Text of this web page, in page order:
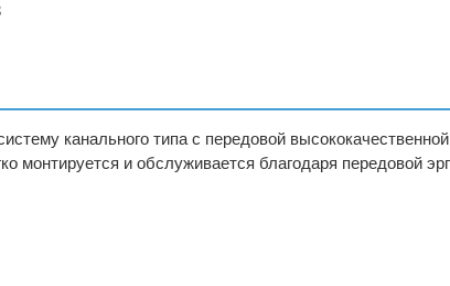
канального типа с передовой
монтируется и обслуживается благодаря передовой